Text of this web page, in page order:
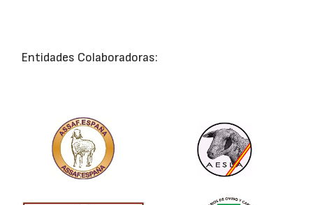
Entidades Colaboradoras: